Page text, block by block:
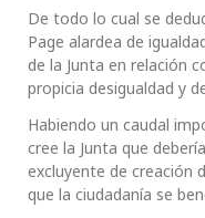
De todo lo cual se
Page alardea de
de la Junta en relación
propicia desigualdad y
Habiendo un caudal
cree la Junta que
excluyente de creación
que la ciudadanía se